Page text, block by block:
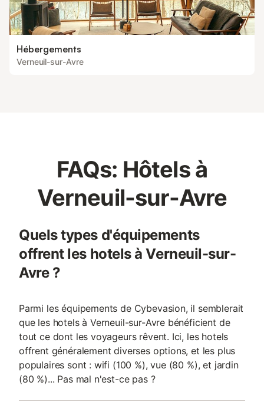
Hébergements
Verneuil-sur-Avre
FAQs: Hôtels à
Verneuil-sur-Avre
Quels types d'équipements
offrent les hotels à Verneuil-sur-
Avre ?
Parmi les équipements de Cybevasion, il semblerait
que les hotels à Verneuil-sur-Avre bénéficient de
tout ce dont les voyageurs rêvent. Ici, les hotels
offrent généralement diverses options, et les plus
populaires sont : wifi (100 %), vue (80 %), et jardin
(80 %)... Pas mal n'est-ce pas ?